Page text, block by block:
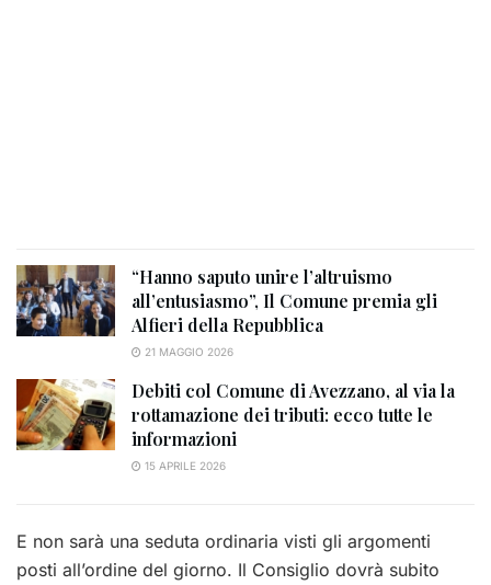
“Hanno saputo unire l’altruismo
all’entusiasmo”, Il Comune premia gli
Alfieri della Repubblica
21 MAGGIO 2026
Debiti col Comune di Avezzano, al via la
rottamazione dei tributi: ecco tutte le
informazioni
15 APRILE 2026
E non sarà una seduta ordinaria visti gli argomenti
posti all’ordine del giorno. Il Consiglio dovrà subito